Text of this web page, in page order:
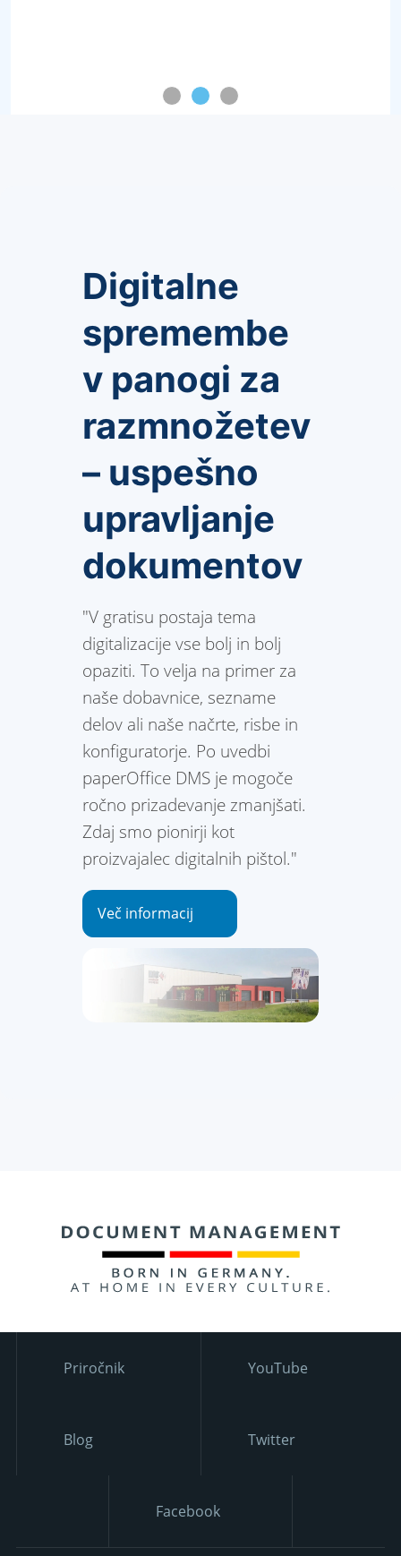
Digitalne
spremembe
v panogi za
razmnožetev
– uspešno
upravljanje
dokumentov
"V gratisu postaja tema
digitalizacije vse bolj in bolj
opaziti. To velja na primer za
naše dobavnice, sezname
delov ali naše načrte, risbe in
konfiguratorje. Po uvedbi
paperOffice DMS je mogoče
ročno prizadevanje zmanjšati.
Zdaj smo pionirji kot
proizvajalec digitalnih pištol."
Več informacij
Priročnik YouTube
Blog Twitter
Facebook